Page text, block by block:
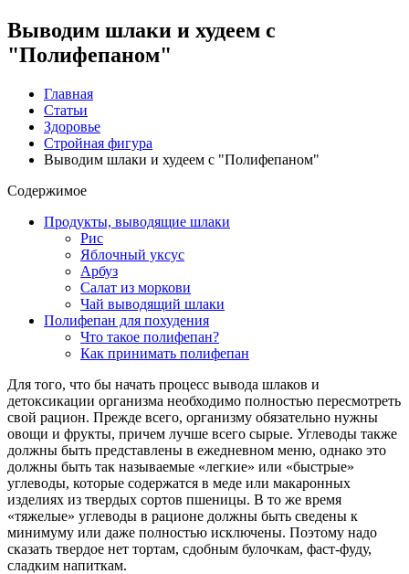
Выводим шлаки и худеем с
"Полифепаном"
Главная
Статьи
Здоровье
Стройная фигура
Выводим шлаки и худеем с "Полифепаном"
Содержимое
Продукты, выводящие шлаки
Рис
Яблочный уксус
Арбуз
Салат из моркови
Чай выводящий шлаки
Полифепан для похудения
Что такое полифепан?
Как принимать полифепан
Для того, что бы начать процесс вывода шлаков и
детоксикации организма необходимо полностью пересмотреть
свой рацион. Прежде всего, организму обязательно нужны
овощи и фрукты, причем лучше всего сырые. Углеводы также
должны быть представлены в ежедневном меню, однако это
должны быть так называемые «легкие» или «быстрые»
углеводы, которые содержатся в меде или макаронных
изделиях из твердых сортов пшеницы. В то же время
«тяжелые» углеводы в рационе должны быть сведены к
минимуму или даже полностью исключены. Поэтому надо
сказать твердое нет тортам, сдобным булочкам, фаст-фуду,
сладким напиткам.